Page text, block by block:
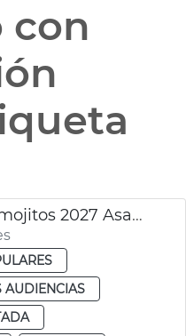
con
Fallas puestos venta mojitos 2027 Asamblea Presidentes
AUDIENCIAS